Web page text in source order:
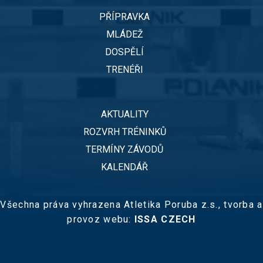
PŘÍPRAVKA
MLÁDEŽ
DOSPĚLÍ
TRENÉŘI
AKTUALITY
ROZVRH TRÉNINKŮ
TERMÍNY ZÁVODŮ
KALENDÁŘ
Všechna práva vyhrazena Atletika Poruba z.s., tvorba a
provoz webu: ISSA CZECH